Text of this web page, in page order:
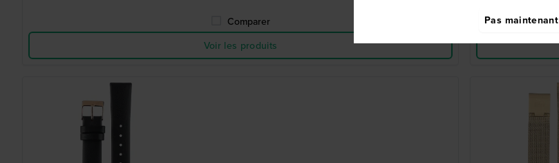
Comparer
Voir les produits
Pas maintenant